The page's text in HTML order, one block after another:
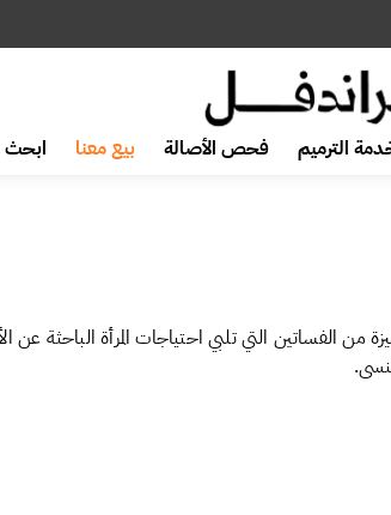
الترميم فحص الأصالة بيع معنا
من الفساتين التي تلبي احتياجات المرأة الباحثة